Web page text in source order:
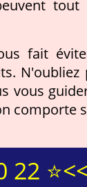
tout
fait
N'oubliez
vous
comporte
22